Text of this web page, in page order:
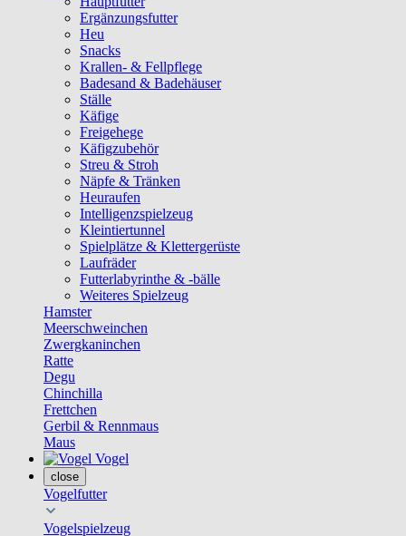
Ergänzungsfutter
Heu
Snacks
Krallen- & Fellpflege
Badesand & Badehäuser
Ställe
Käfige
Freigehege
Käfigzubehör
Streu & Stroh
Näpfe & Tränken
Heuraufen
Intelligenzspielzeug
Kleintiertunnel
Spielplätze & Klettergerüste
Laufräder
Futterlabyrinthe & -bälle
Weiteres Spielzeug
Hamster
Meerschweinchen
Zwergkaninchen
Ratte
Degu
Chinchilla
Frettchen
Gerbil & Rennmaus
Maus
Vogel
close
Vogelfutter
Vogelspielzeug